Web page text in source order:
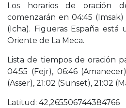
Los horarios de oración
comenzarán en 04:45
(Icha). Figueras España está
Oriente de La Meca.
Lista de tiempos de oración
04:55 (Fejr), 06:46
(Asser), 21:02 (Sunset), 21:02
Latitud: 42,265506744384766